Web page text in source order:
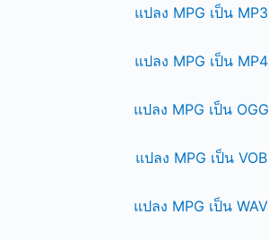
แปลง MPG เป็น MP3
แปลง MPG เป็น MP4
แปลง MPG เป็น OGG
แปลง MPG เป็น VOB
แปลง MPG เป็น WAV